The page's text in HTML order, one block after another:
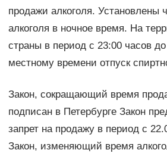
продажи алкоголя. Установлены
алкоголя в ночное время. На
страны в период с 23:00 часов
местному времени отпуск
Закон, сокращающий время
подписан в Петербурге Закон
запрет на продажу в период с
Закон, изменяющий время